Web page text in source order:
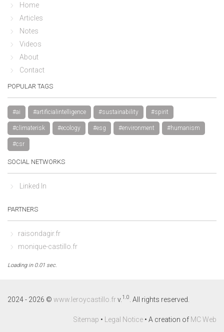
Home
Articles
Notes
Videos
About
Contact
POPULAR TAGS
#ai #artificialintelligence #sustainability #spirit
#climaterisk #ecology #esg #environment #humanism
#csr
SOCIAL NETWORKS
Linked In
PARTNERS
raisondagir.fr
monique-castillo.fr
Loading in 0.01 sec.
2024 - 2026 © www.leroycastillo.frv. 1.0 . All rights reserved.
Sitemap • Legal Notice • A creation of MC Web
Accept
Decline